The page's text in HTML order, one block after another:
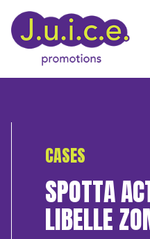
CASES
SPOTTA
LIBELLE